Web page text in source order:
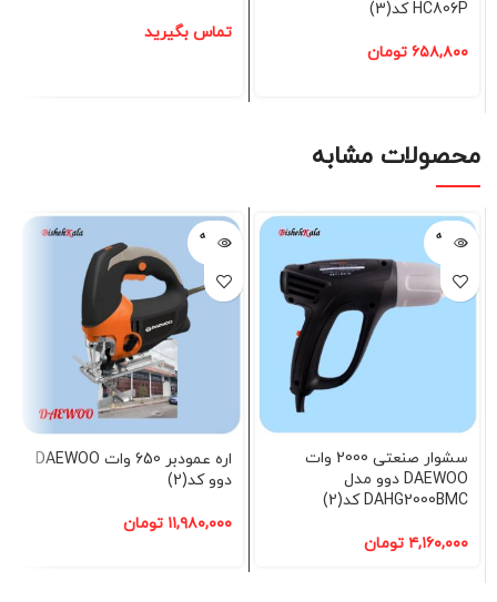
HC806P کد(3)
۶۵۸,۸۰۰ تومان
تماس بگیرید
محصولات مشابه
فروخته
شده
سشوار صنعتی 2000 وات
DAEWOO دوو مدل
DAHG2000BMC کد(2)
۴,۱۶۰,۰۰۰ تومان
فروخته
شده
اره عمودبر 650 وات DAEWOO
دوو کد(2)
۱۱,۹۸۰,۰۰۰ تومان